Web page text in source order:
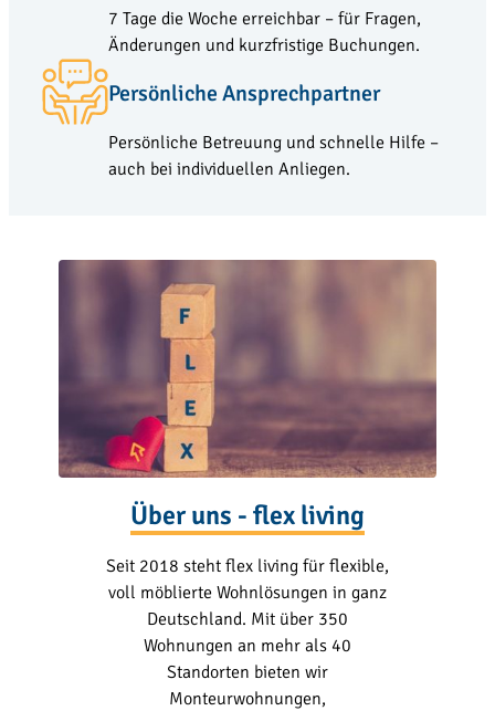
7 Tage die Woche erreichbar – für Fragen,
Änderungen und kurzfristige Buchungen.
Persönliche Ansprechpartner
Persönliche Betreuung und schnelle Hilfe –
auch bei individuellen Anliegen.
Über uns - flex living
Seit 2018 steht flex living für flexible,
voll möblierte Wohnlösungen in ganz
Deutschland. Mit über 350
Wohnungen an mehr als 40
Standorten bieten wir
Monteurwohnungen,